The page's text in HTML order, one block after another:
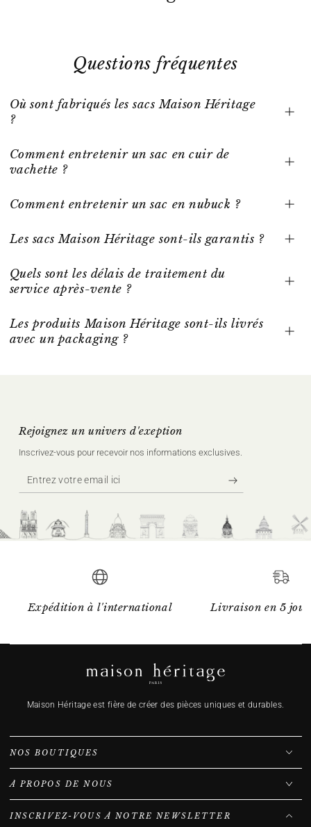
Questions fréquentes
Où sont fabriqués les sacs Maison Héritage
?
Comment entretenir un sac en cuir de
vachette ?
Comment entretenir un sac en nubuck ?
Les sacs Maison Héritage sont-ils garantis ?
Quels sont les délais de traitement du
service après-vente ?
Les produits Maison Héritage sont-ils livrés
avec un packaging ?
Rejoignez un univers d'exeption
Inscrivez‑vous pour recevoir nos informations exclusives.
Entrez
votre
email
ici
Expédition à l'international Livraison en 5
Maison Héritage est fière de créer des pièces uniques et durables.
NOS BOUTIQUES
À PROPOS DE NOUS
INSCRIVEZ-VOUS À NOTRE NEWSLETTER